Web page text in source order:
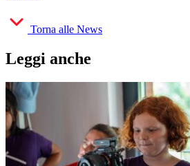
Torna alle News
Leggi anche